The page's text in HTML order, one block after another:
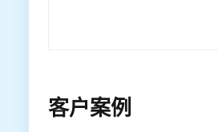
客户案例